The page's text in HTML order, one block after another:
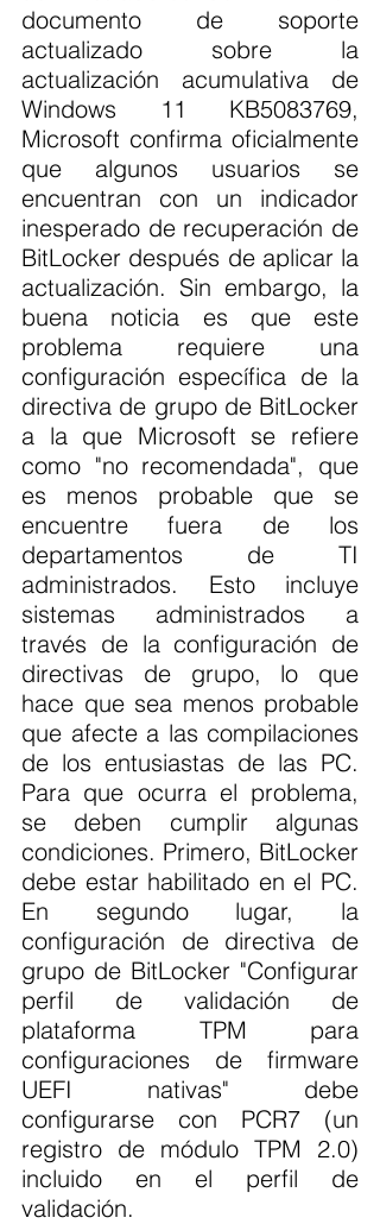
documento de soporte
actualizado sobre la
actualización acumulativa de
Windows 11 KB5083769,
Microsoft confirma oficialmente
que algunos usuarios se
encuentran con un indicador
inesperado de recuperación de
BitLocker después de aplicar la
actualización. Sin embargo, la
buena noticia es que este
problema requiere una
configuración específica de la
directiva de grupo de BitLocker
a la que Microsoft se refiere
como "no recomendada", que
es menos probable que se
encuentre fuera de los
departamentos de TI
administrados. Esto incluye
sistemas administrados a
través de la configuración de
directivas de grupo, lo que
hace que sea menos probable
que afecte a las compilaciones
de los entusiastas de las PC.
Para que ocurra el problema,
se deben cumplir algunas
condiciones. Primero, BitLocker
debe estar habilitado en el PC.
En segundo lugar, la
configuración de directiva de
grupo de BitLocker "Configurar
perfil de validación de
plataforma TPM para
configuraciones de firmware
UEFI nativas" debe
configurarse con PCR7 (un
registro de módulo TPM 2.0)
incluido en el perfil de
validación.